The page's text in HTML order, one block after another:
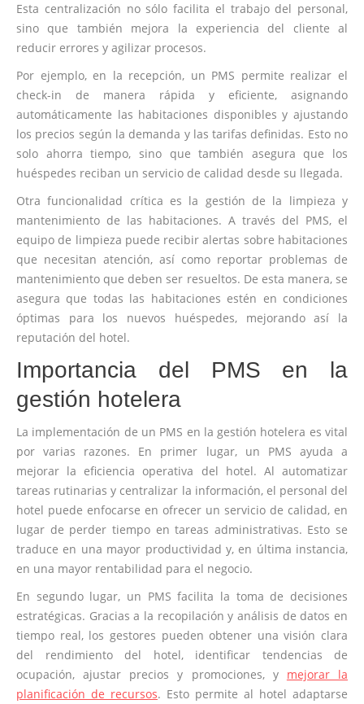
Esta centralización no sólo facilita el trabajo del personal,
sino que también mejora la experiencia del cliente al
reducir errores y agilizar procesos.
Por ejemplo, en la recepción, un PMS permite realizar el
check-in de manera rápida y eficiente, asignando
automáticamente las habitaciones disponibles y ajustando
los precios según la demanda y las tarifas definidas. Esto no
solo ahorra tiempo, sino que también asegura que los
huéspedes reciban un servicio de calidad desde su llegada.
Otra funcionalidad crítica es la gestión de la limpieza y
mantenimiento de las habitaciones. A través del PMS, el
equipo de limpieza puede recibir alertas sobre habitaciones
que necesitan atención, así como reportar problemas de
mantenimiento que deben ser resueltos. De esta manera, se
asegura que todas las habitaciones estén en condiciones
óptimas para los nuevos huéspedes, mejorando así la
reputación del hotel.
Importancia del PMS en la
gestión hotelera
La implementación de un PMS en la gestión hotelera es vital
por varias razones. En primer lugar, un PMS ayuda a
mejorar la eficiencia operativa del hotel. Al automatizar
tareas rutinarias y centralizar la información, el personal del
hotel puede enfocarse en ofrecer un servicio de calidad, en
lugar de perder tiempo en tareas administrativas. Esto se
traduce en una mayor productividad y, en última instancia,
en una mayor rentabilidad para el negocio.
En segundo lugar, un PMS facilita la toma de decisiones
estratégicas. Gracias a la recopilación y análisis de datos en
tiempo real, los gestores pueden obtener una visión clara
del rendimiento del hotel, identificar tendencias de
ocupación, ajustar precios y promociones, y mejorar la
planificación de recursos. Esto permite al hotel adaptarse